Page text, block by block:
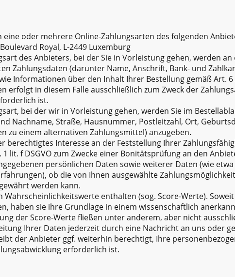
eine oder mehrere Online-Zahlungsarten des folgenden
Boulevard Royal, L-2449 Luxemburg
des Anbieters, bei der Sie in Vorleistung gehen, werden
Zahlungsdaten (darunter Name, Anschrift, Bank- und
Informationen über den Inhalt Ihrer Bestellung gemäß Art. 6
erfolgt in diesem Falle ausschließlich zum Zweck der
ist.
bei der wir in Vorleistung gehen, werden Sie im
Nachname, Straße, Hausnummer, Postleitzahl, Ort,
zu einem alternativen Zahlungsmittel) anzugeben.
berechtigtes Interesse an der Feststellung Ihrer
1 lit. f DSGVO zum Zwecke einer Bonitätsprüfung an den
persönlichen Daten sowie weiterer Daten (wie
ob die von Ihnen ausgewählte
werden kann.
Wahrscheinlichkeitswerte enthalten (sog. Score-Werte).
haben sie ihre Grundlage in einem wissenschaftlich
der Score-Werte fließen unter anderem, aber nicht
Ihrer Daten jederzeit durch eine Nachricht an uns oder
der Anbieter ggf. weiterhin berechtigt, Ihre
erforderlich ist.